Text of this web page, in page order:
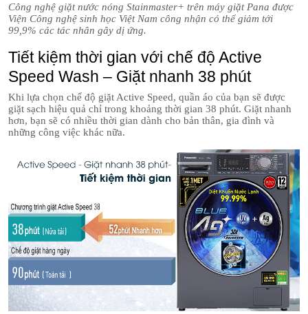
Công nghệ giặt nước nóng Stainmaster+ trên máy giặt Pana được
Viện Công nghệ sinh học Việt Nam công nhận có thể giảm tới
99,9% các tác nhân gây dị ứng.
Tiết kiệm thời gian với chế độ Active
Speed Wash – Giặt nhanh 38 phút
Khi lựa chọn chế độ giặt Active Speed, quần áo của bạn sẽ được
giặt sạch hiệu quả chỉ trong khoảng thời gian 38 phút. Giặt nhanh
hơn, bạn sẽ có nhiều thời gian dành cho bản thân, gia đình và
những công việc khác nữa.